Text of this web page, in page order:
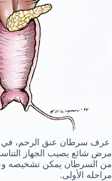
عرف سرطان عنق الرحم، في كل
مرض شائع يصيب الجهاز
من السرطان يمكن تشخيصه
مراحله الأولى.